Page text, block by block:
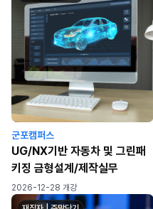
군포캠퍼스
UG/NX기반 자동차 및 그린패
키징 금형설계/제작실무
2026-12-28 개강